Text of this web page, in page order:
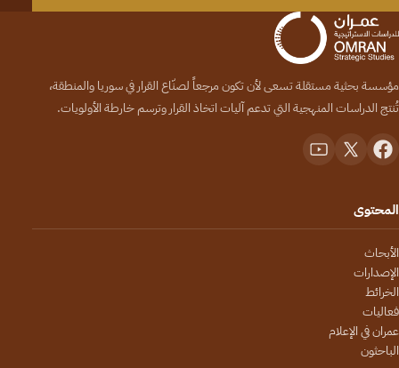
مؤسسة بحثية مستقلة تسعى لأن تكون مرجعاً لصنّاع القرار في سوريا والمنطقة،
تُنتج الدراسات المنهجية التي تدعم آليات اتخاذ القرار وترسم خارطة الأولويات.
المحتوى
الأبحاث
الإصدارات
الخرائط
فعاليات
عمران في الإعلام
الباحثون